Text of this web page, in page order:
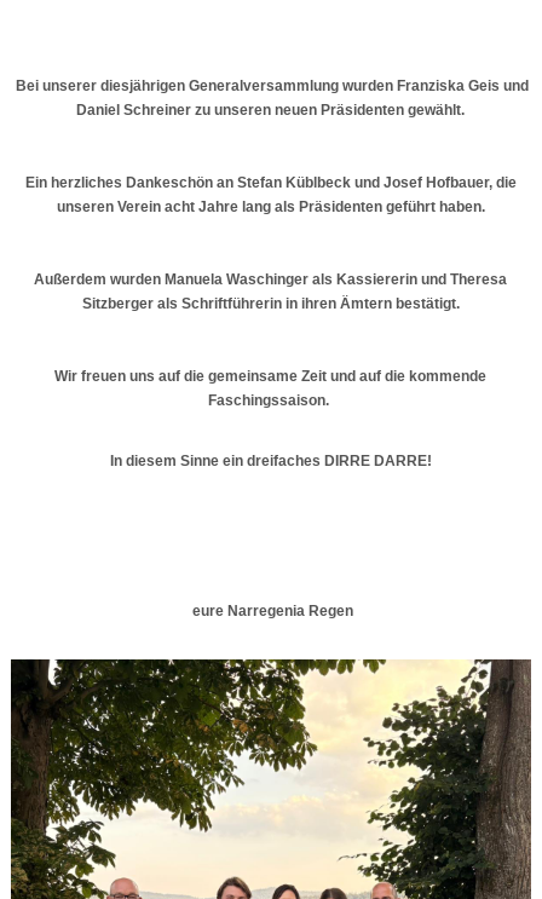
Bei unserer diesjährigen Generalversammlung wurden Franziska Geis und
Daniel Schreiner zu unseren neuen Präsidenten gewählt.
Ein herzliches Dankeschön an Stefan Küblbeck und Josef Hofbauer, die
unseren Verein acht Jahre lang als Präsidenten geführt haben.
Außerdem wurden Manuela Waschinger als Kassiererin und Theresa
Sitzberger als Schriftführerin in ihren Ämtern bestätigt.
Wir freuen uns auf die gemeinsame Zeit und auf die kommende
Faschingssaison.
In diesem Sinne ein dreifaches DIRRE DARRE!
eure Narregenia Regen